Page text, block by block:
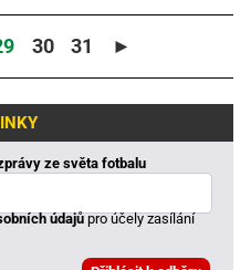
30 31 ►
ze světa fotbalu
údajůpro účely zasílání